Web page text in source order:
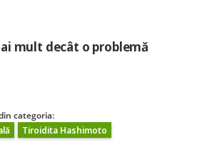
mult decât o problemă
categoria:
Tiroidita Hashimoto